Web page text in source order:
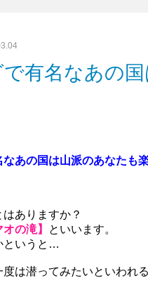
有名なあの
なあの国は山派のあなたも
ありますか？
オの滝】
といいます。
というと…
は潜ってみたいといわれる